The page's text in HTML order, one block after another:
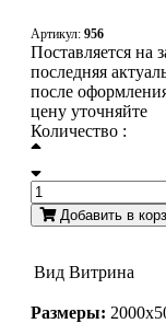
Артикул: 956
Поставляется на
последняя
после
цену уточняйте
Количество :
Добавить в
Вид Витрина
Размеры: